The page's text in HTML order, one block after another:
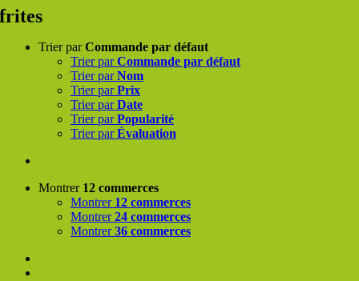
frites
Trier parCommande par défaut
Trier parCommande par défaut
Trier parNom
Trier parPrix
Trier parDate
Trier parPopularité
Trier parÉvaluation
Montrer 12 commerces
Montrer 12 commerces
Montrer24 commerces
Montrer36 commerces